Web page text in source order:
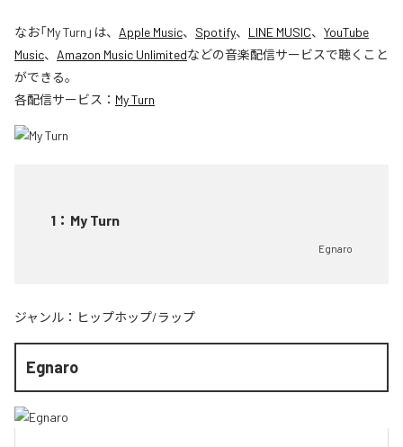
なお「My Turn 」は、 Apple Music、 Spotify、 LINE MUSIC、 YouTube
Music、 Amazon Music Unlimitedなどの音楽配信サービスで聴くこと
ができる。
各配信サービス： My Turn
1 ： My Turn
Egnaro
ジャンル： ヒップホップ/ラップ
Egnaro